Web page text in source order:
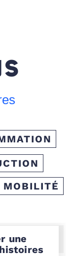
MOBILITÉ
une